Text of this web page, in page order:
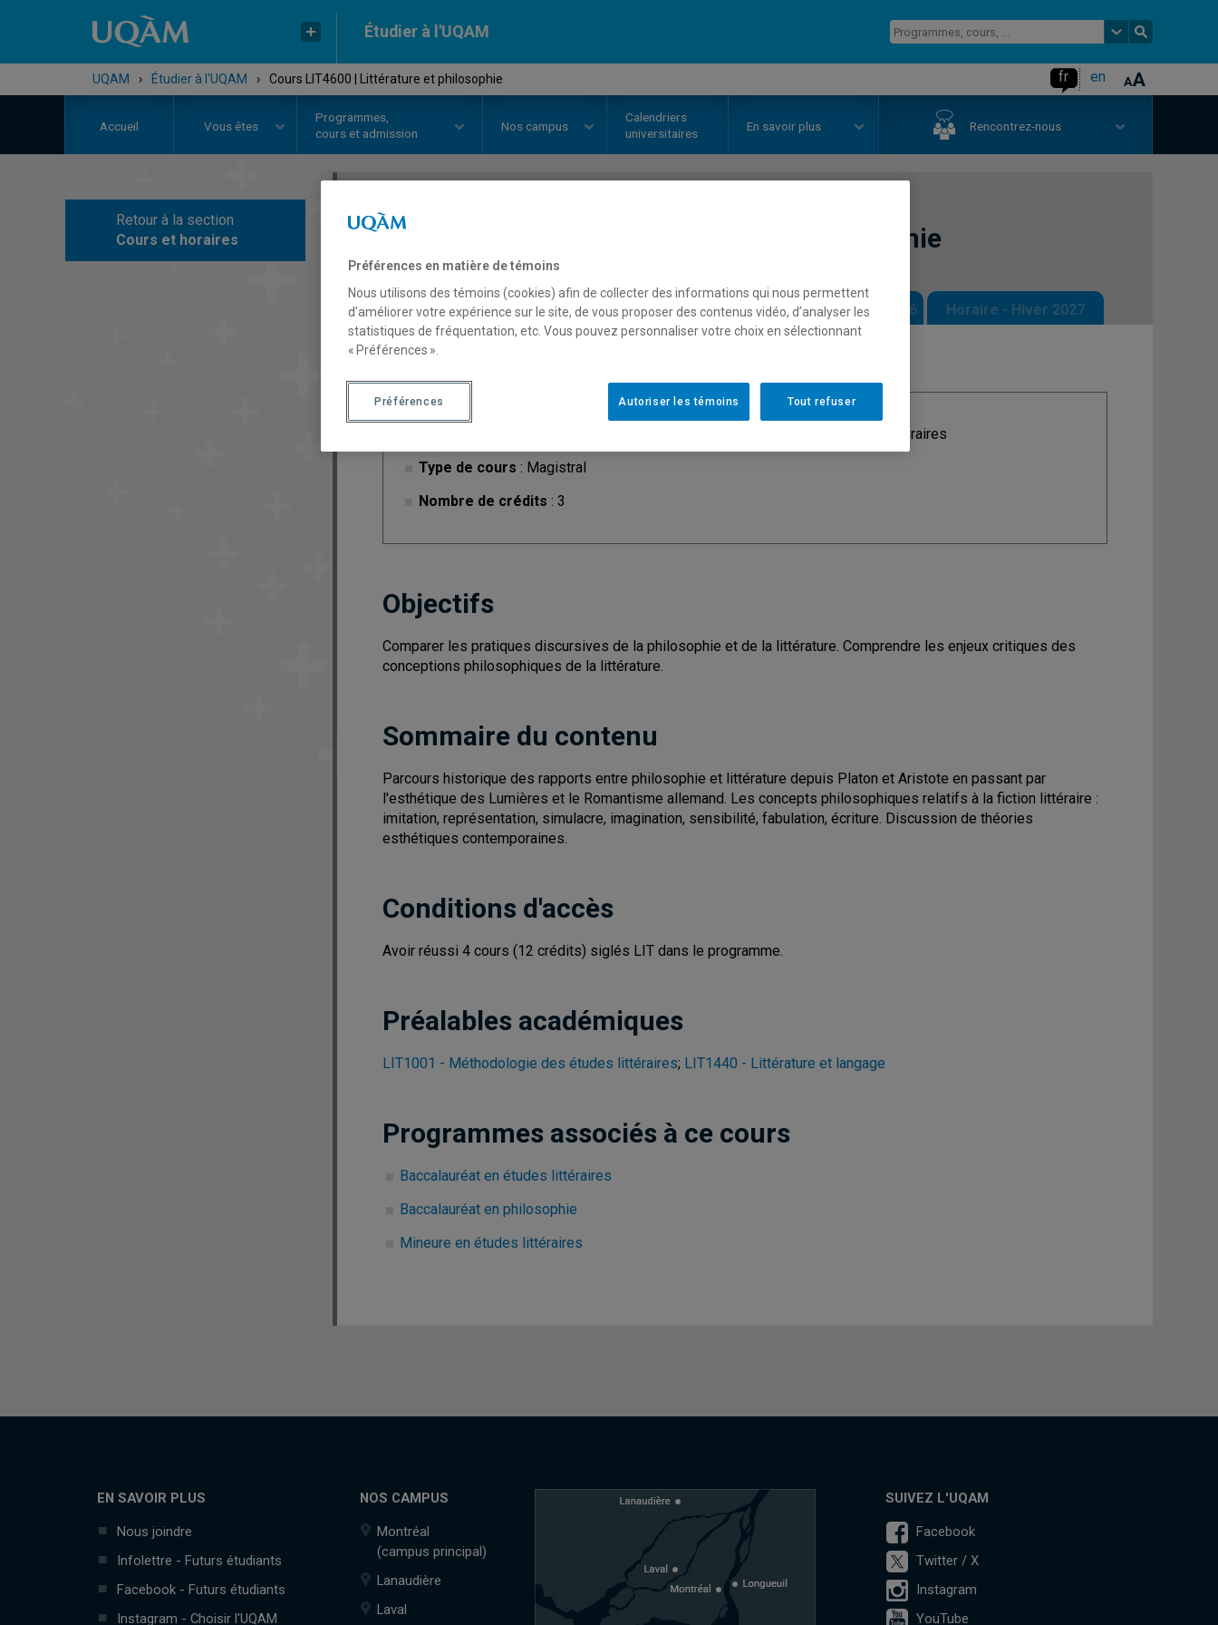
Étudier à l'UQAM
UQAM › Étudier à l'UQAM › Cours LIT4600 | Littérature et philosophie fr en
Accueil Vous êtes
Programmes,
cours et admission
Nos campus
Calendriers
universitaires
En savoir plus Rencontrez-nous
Retour à la section
Cours et horaires
COURS Littérature et philosophie
Description Horaire - Été 2026 Horaire - Automne 2026 Horaire - Hiver 2027
Type de cours : Magistral
Nombre de crédits : 3
: Études littéraires
Objectifs
Comparer les pratiques discursives de la philosophie et de la littérature. Comprendre les enjeux critiques des
conceptions philosophiques de la littérature.
Sommaire du contenu
Parcours historique des rapports entre philosophie et littérature depuis Platon et Aristote en passant par
l'esthétique des Lumières et le Romantisme allemand. Les concepts philosophiques relatifs à la fiction littéraire :
imitation, représentation, simulacre, imagination, sensibilité, fabulation, écriture. Discussion de théories
esthétiques contemporaines.
Conditions d'accès
Avoir réussi 4 cours (12 crédits) siglés LIT dans le programme.
Préalables académiques
LIT1001 - Méthodologie des études littéraires; LIT1440 - Littérature et langage
Programmes associés à ce cours
Baccalauréat en études littéraires
Baccalauréat en philosophie
Mineure en études littéraires
EN SAVOIR PLUS
Nous joindre
Infolettre - Futurs étudiants
Facebook - Futurs étudiants
Instagram - Choisir l'UQAM
NOS CAMPUS
Montréal
(campus principal)
Lanaudière
Laval
SUIVEZ L'UQAM
Facebook
Twitter / X
Instagram
YouTube
Préférences en matière de témoins
Nous utilisons des témoins (cookies) afin de collecter des informations qui nous permettent
d’améliorer votre expérience sur le site, de vous proposer des contenus vidéo, d’analyser les
statistiques de fréquentation, etc. Vous pouvez personnaliser votre choix en sélectionnant
« Préférences ».
Tout refuser
Autoriser les témoins
Préférences